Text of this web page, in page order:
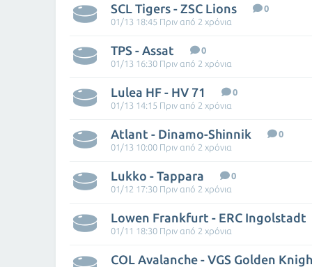
SCL Tigers - ZSC Lions
0
01/13 18:45 Πριν από 2 χρόνια
TPS - Assat
0
01/13 16:30 Πριν από 2 χρόνια
Lulea HF - HV 71
0
01/13 14:15 Πριν από 2 χρόνια
Atlant - Dinamo-Shinnik
0
01/13 10:00 Πριν από 2 χρόνια
Lukko - Tappara
0
01/12 17:30 Πριν από 2 χρόνια
Lowen Frankfurt - ERC Ingolstadt
01/11 18:30 Πριν από 2 χρόνια
COL Avalanche - VGS Golden